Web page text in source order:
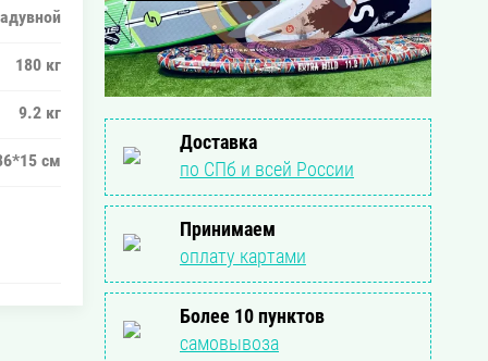
180 кг
9.2 кг
см
Доставка
по СПб и всей России
Принимаем
оплату картами
Более 10 пунктов
самовывоза